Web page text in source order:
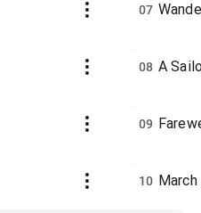
07
08 A
09
10